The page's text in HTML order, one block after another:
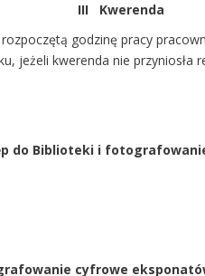
III Kwerenda
pracy pracownika
jeżeli kwerenda nie
do Biblioteki i
normalny
ulgowy
cyfrowe